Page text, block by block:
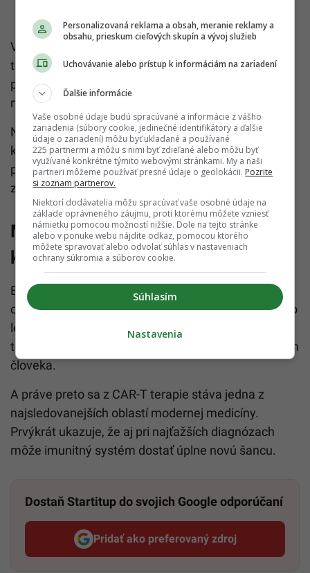
Výskum však napreduje extrémne rýchlo. Vedci
testujú nové generácie buniek, ktoré by vedeli
preniknúť aj do agresívnych nádorov alebo priamo v
mieste nádoru uvoľňovať liečivé látky.
Niektoré tímy dokonca pracujú na technológii, pri
ktorej by sa genetická úprava buniek odohrávala
priamo v tele pacienta cez injekciu. To by výrazne
znížilo cenu aj čas potrebný na liečbu.
Medicína sa mení rýchlejšie ako
kedykoľvek predtým
Ešte pred pár rokmi mali pacienti po zlyhaní
chemoterapie podľaNational Cancer Institutečasto
len minimálne možnosti. Dnes vedci hovoria o
terapii, ktorá dokáže zmeniť vlastný imunitný systém
človeka.
A práve preto sa z CAR-T terapie stáva jedna z
najsledovanejších oblastí modernej medicíny.
Prvýkrát ukazuje, že aj pri najťažších diagnózach
môže imunitný systém dostať úplne novú šancu.
Dostaň Startitup do svojich Google odporúčaní
Pridať ako preferovaný zdroj
Startitup, odkaz sa otvorí v
Personalizovaná reklama a obsah, meranie reklamy a
obsahu, prieskum cieľových skupín a vývoj služieb
Uchovávanie alebo prístup k informáciám na zariadení
Ďalšie informácie
Vaše osobné údaje budú spracúvané a informácie z vášho
zariadenia (súbory cookie, jedinečné identifikátory a ďalšie
údaje o zariadení) môžu byť ukladané a používané
225 partnermi a môžu s nimi byť zdieľané alebo môžu byť
využívané konkrétne týmito webovými stránkami. My a naši
partneri môžeme používať presné údaje o geolokácii. Pozrite
si zoznam partnerov.
Niektorí dodávatelia môžu spracúvať vaše osobné údaje na
základe oprávneného záujmu, proti ktorému môžete vzniesť
námietku pomocou možností nižšie. Dole na tejto stránke
alebo v ponuke webu nájdite odkaz, pomocou ktorého
môžete spravovať alebo odvolať súhlas v nastaveniach
ochrany súkromia a súborov cookie.
Súhlasím
Nastavenia